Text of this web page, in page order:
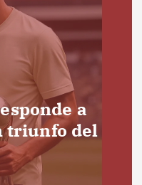
a
triunfo del